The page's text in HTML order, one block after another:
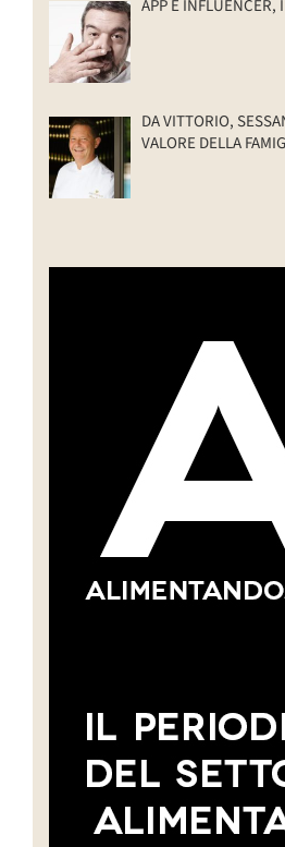
APP E INFLUENCER,
DA VITTORIO,
VALORE DELLA